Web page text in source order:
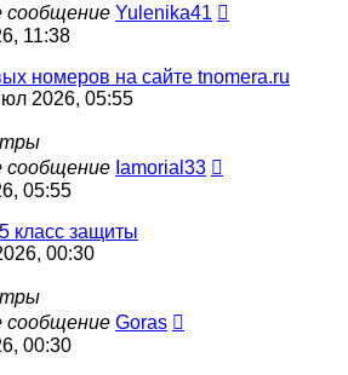
сообщение Yulenika41
11:38
номеров на сайте tnomera.ru
2026, 05:55
сообщение Iamorial33
05:55
класс защиты
00:30
сообщение Goras
00:30